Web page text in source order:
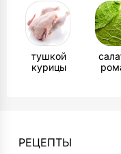
тушкой
курицы
РЕЦЕПТЫ